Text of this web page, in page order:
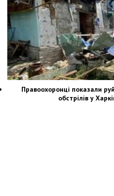
Правоохоронці показали
обстрілів у